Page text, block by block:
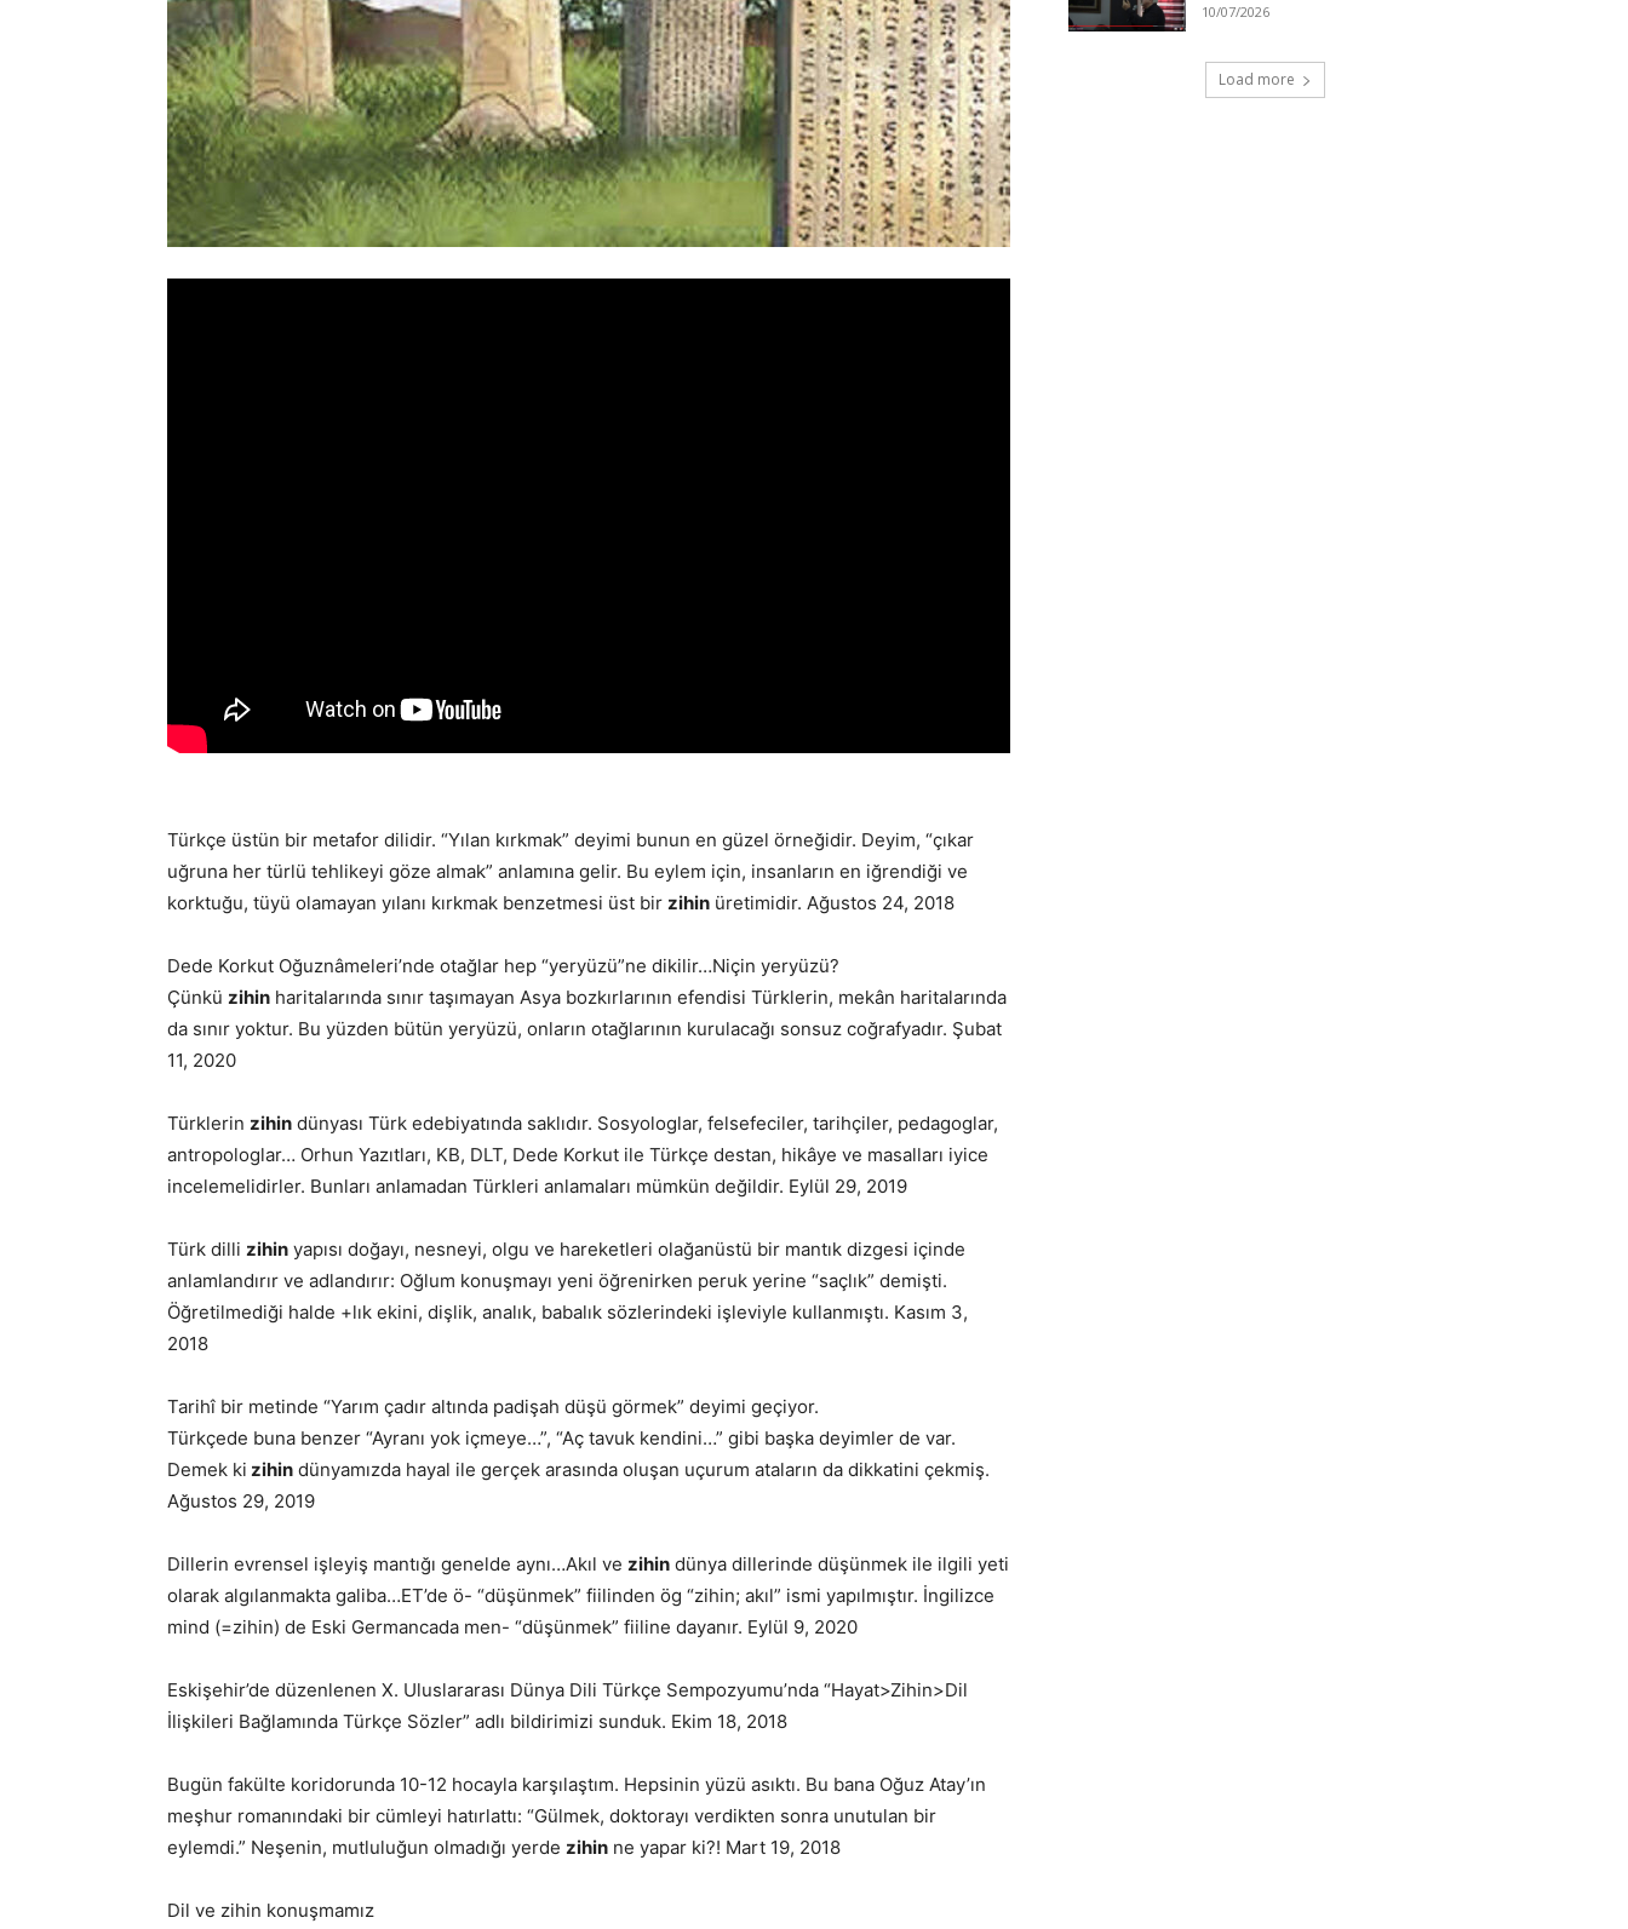
Türkçe üstün bir metafor dilidir. “Yılan kırkmak” deyimi bunun en güzel örneğidir. Deyim, “çıkar
uğruna her türlü tehlikeyi göze almak” anlamına gelir. Bu eylem için, insanların en iğrendiği ve
korktuğu, tüyü olamayan yılanı kırkmak benzetmesi üst bir zihin üretimidir. Ağustos 24, 2018
Dede Korkut Oğuznâmeleri’nde otağlar hep “yeryüzü”ne dikilir…Niçin yeryüzü?
Çünkü zihin haritalarında sınır taşımayan Asya bozkırlarının efendisi Türklerin, mekân haritalarında
da sınır yoktur. Bu yüzden bütün yeryüzü, onların otağlarının kurulacağı sonsuz coğrafyadır. Şubat
11, 2020
Türklerin zihin dünyası Türk edebiyatında saklıdır. Sosyologlar, felsefeciler, tarihçiler, pedagoglar,
antropologlar… Orhun Yazıtları, KB, DLT, Dede Korkut ile Türkçe destan, hikâye ve masalları iyice
incelemelidirler. Bunları anlamadan Türkleri anlamaları mümkün değildir. Eylül 29, 2019
Türk dilli zihin yapısı doğayı, nesneyi, olgu ve hareketleri olağanüstü bir mantık dizgesi içinde
anlamlandırır ve adlandırır: Oğlum konuşmayı yeni öğrenirken peruk yerine “saçlık” demişti.
Öğretilmediği halde +lık ekini, dişlik, analık, babalık sözlerindeki işleviyle kullanmıştı. Kasım 3,
2018
Tarihî bir metinde “Yarım çadır altında padişah düşü görmek” deyimi geçiyor.
Türkçede buna benzer “Ayranı yok içmeye…”, “Aç tavuk kendini…” gibi başka deyimler de var.
Demek ki zihin dünyamızda hayal ile gerçek arasında oluşan uçurum ataların da dikkatini çekmiş.
Ağustos 29, 2019
Dillerin evrensel işleyiş mantığı genelde aynı…Akıl ve zihin dünya dillerinde düşünmek ile ilgili yeti
olarak algılanmakta galiba…ET’de ö- “düşünmek” fiilinden ög “zihin; akıl” ismi yapılmıştır. İngilizce
mind (=zihin) de Eski Germancada men- “düşünmek” fiiline dayanır. Eylül 9, 2020
Eskişehir’de düzenlenen X. Uluslararası Dünya Dili Türkçe Sempozyumu’nda “Hayat>Zihin>Dil
İlişkileri Bağlamında Türkçe Sözler” adlı bildirimizi sunduk. Ekim 18, 2018
Bugün fakülte koridorunda 10-12 hocayla karşılaştım. Hepsinin yüzü asıktı. Bu bana Oğuz Atay’ın
meşhur romanındaki bir cümleyi hatırlattı: “Gülmek, doktorayı verdikten sonra unutulan bir
eylemdi.” Neşenin, mutluluğun olmadığı yerde zihin ne yapar ki?! Mart 19, 2018
Dil ve zihin konuşmamız
10/07/2026
Load more